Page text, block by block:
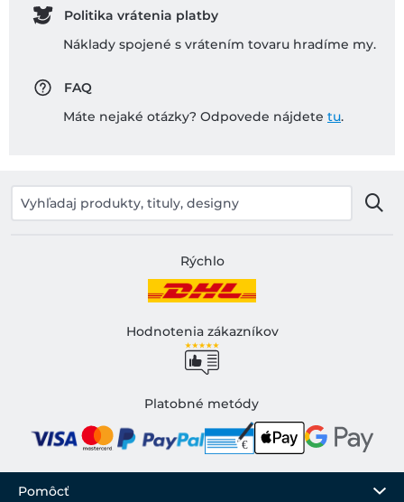
Politika vrátenia platby
Náklady spojené s vrátením tovaru hradíme my.
FAQ
Máte nejaké otázky? Odpovede nájdete tu.
Rýchlo
Hodnotenia zákazníkov
Platobné metódy
Pomôcť